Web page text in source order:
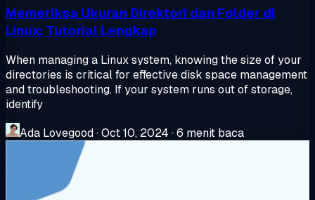
Memeriksa Ukuran Direktori dan Folder di
Linux: Tutorial Lengkap
When managing a Linux system, knowing the size of your
directories is critical for effective disk space management
and troubleshooting. If your system runs out of storage,
identify
Ada Lovegood·Oct 10, 2024 ·6 menit baca